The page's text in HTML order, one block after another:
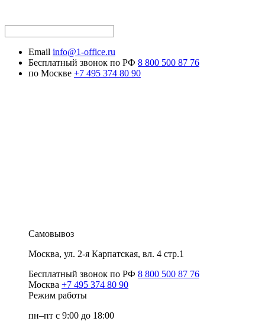
Email info@1-office.ru
Бесплатный звонок по РФ 8 800 500 87 76
по Москве +7 495 374 80 90
Самовывоз
Москва, ул. 2-я Карпатская, вл. 4 стр.1
Бесплатный звонок по РФ 8 800 500 87 76
Москва +7 495 374 80 90
Режим работы
пн–пт с 9:00 до 18:00